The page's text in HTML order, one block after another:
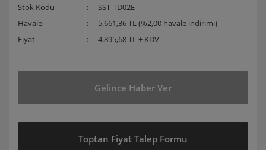
Stok Kodu
SST-TD02E
Havale
5.661,36 TL (%2,00 havale indirimi)
Fiyat
4.895,68 TL + KDV
Gelince Haber Ver
Toptan Fiyat Talep Formu